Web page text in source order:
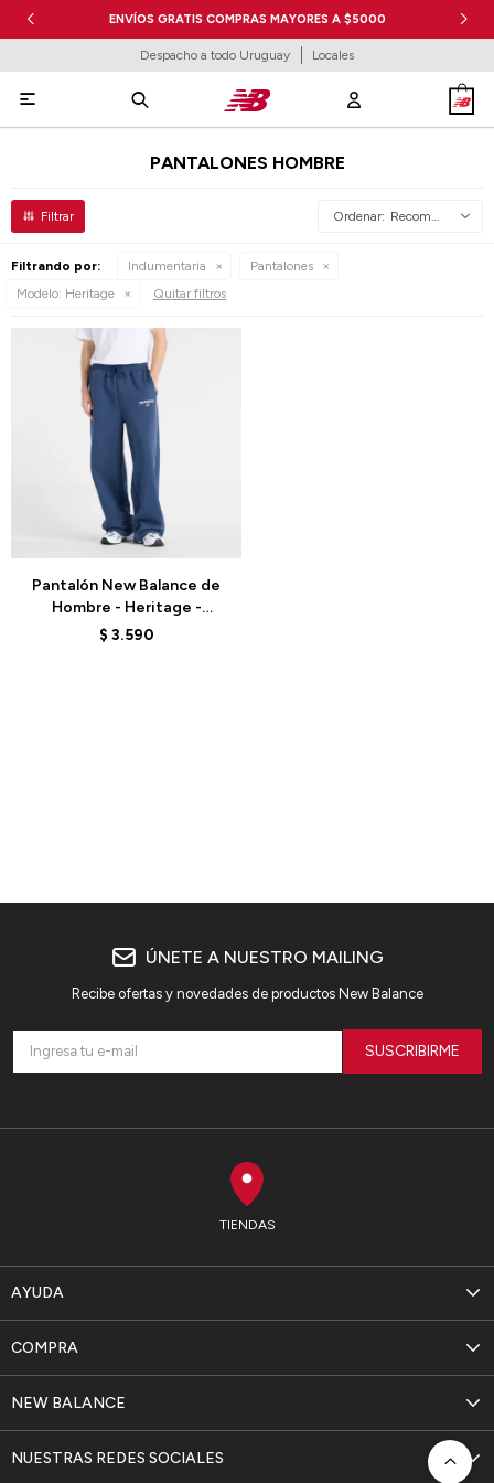
ENVÍOS GRATIS COMPRAS MAYORES A $5000
Despacho a todo Uruguay Locales

PANTALONES HOMBRE
Recomendados
Filtrando por: Indumentaria
Pantalones
Modelo: Heritage Quitar filtros
Pantalón New Balance de
Hombre - Heritage -
MB61M77ENNY - BLUE
$ 3.590
TIENDAS
AYUDA
NEW BALANCE
COMPRA
NUESTRAS REDES SOCIALES
ÚNETE A NUESTRO MAILING
Recibe ofertas y novedades de productos New Balance
SUSCRIBIRME